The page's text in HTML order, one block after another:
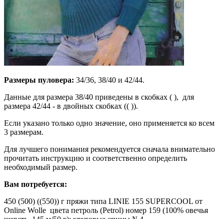
Размеры пуловера: 34/36, 38/40 и 42/44.
Данные для размера 38/40 приведены в скобках ( ), для
размера 42/44 - в двойных скобках (( )).
Если указано только одно значение, оно применяется ко всем
3 размерам.
Для лучшего понимания рекомендуется сначала внимательно
прочитать инструкцию и соответственно определить
необходимый размер.
Вам потребуется:
450 (500) ((550)) г пряжи типа LINIE 155 SUPERCOOL от
Online Wolle цвета петроль (Petrol) номер 159 (100% овечья